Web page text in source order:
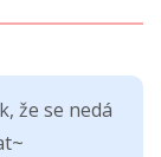
že se nedá